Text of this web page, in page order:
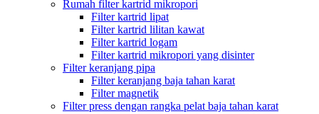
Rumah filter kartrid mikropori
Filter kartrid lipat
Filter kartrid lilitan kawat
Filter kartrid logam
Filter kartrid mikropori yang disinter
Filter keranjang pipa
Filter keranjang baja tahan karat
Filter magnetik
Filter press dengan rangka pelat baja tahan karat